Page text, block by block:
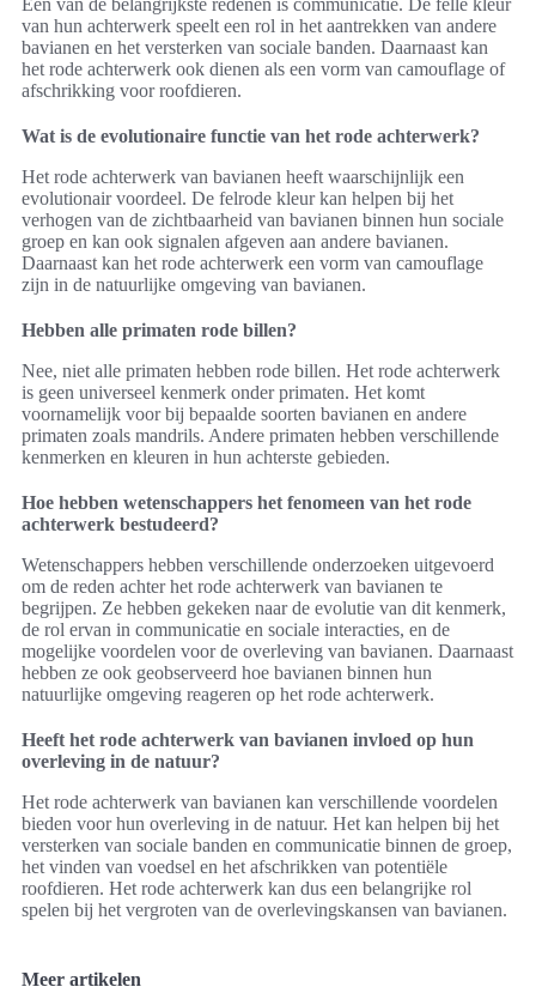
van hun achterwerk speelt een rol in het aantrekken van andere
bavianen en het versterken van sociale banden. Daarnaast kan
het rode achterwerk ook dienen als een vorm van camouflage of
afschrikking voor roofdieren.
Wat is de evolutionaire functie van het rode achterwerk?
Het rode achterwerk van bavianen heeft waarschijnlijk een
evolutionair voordeel. De felrode kleur kan helpen bij het
verhogen van de zichtbaarheid van bavianen binnen hun sociale
groep en kan ook signalen afgeven aan andere bavianen.
Daarnaast kan het rode achterwerk een vorm van camouflage
zijn in de natuurlijke omgeving van bavianen.
Hebben alle primaten rode billen?
Nee, niet alle primaten hebben rode billen. Het rode achterwerk
is geen universeel kenmerk onder primaten. Het komt
voornamelijk voor bij bepaalde soorten bavianen en andere
primaten zoals mandrils. Andere primaten hebben verschillende
kenmerken en kleuren in hun achterste gebieden.
Hoe hebben wetenschappers het fenomeen van het rode
achterwerk bestudeerd?
Wetenschappers hebben verschillende onderzoeken uitgevoerd
om de reden achter het rode achterwerk van bavianen te
begrijpen. Ze hebben gekeken naar de evolutie van dit kenmerk,
de rol ervan in communicatie en sociale interacties, en de
mogelijke voordelen voor de overleving van bavianen. Daarnaast
hebben ze ook geobserveerd hoe bavianen binnen hun
natuurlijke omgeving reageren op het rode achterwerk.
Heeft het rode achterwerk van bavianen invloed op hun
overleving in de natuur?
Het rode achterwerk van bavianen kan verschillende voordelen
bieden voor hun overleving in de natuur. Het kan helpen bij het
versterken van sociale banden en communicatie binnen de groep,
het vinden van voedsel en het afschrikken van potentiële
roofdieren. Het rode achterwerk kan dus een belangrijke rol
spelen bij het vergroten van de overlevingskansen van bavianen.
Meer artikelen